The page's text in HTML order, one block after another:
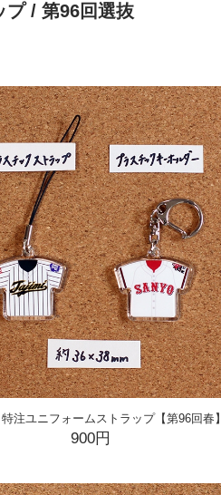
プ/ 第96回選抜
特注ユニフォームストラップ【第96回春】
900円